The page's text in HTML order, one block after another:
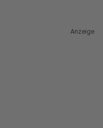
Anzeige